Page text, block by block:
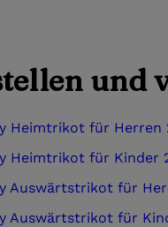
und
Heimtrikot für Herren
Heimtrikot für Kinder
Auswärtstrikot für
Auswärtstrikot für